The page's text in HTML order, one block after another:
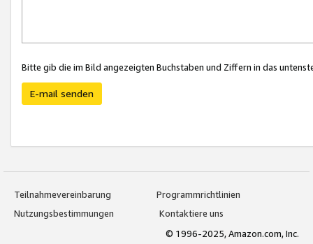
Bitte gib die im Bild angezeigten Buchstaben und Ziffern in das
E-mail senden
Teilnahmevereinbarung
Programmrichtlinien
Nutzungsbestimmungen
Kontaktiere uns
© 1996-2025, Amazon.com, Inc.